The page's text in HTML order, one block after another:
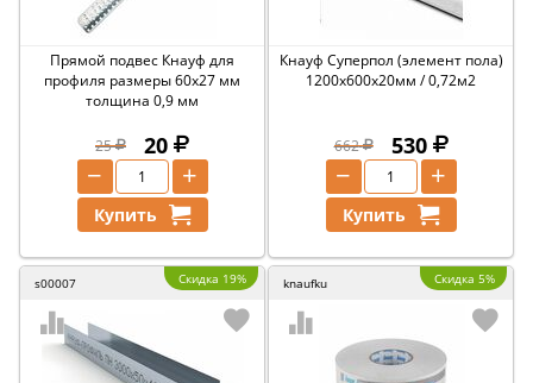
Прямой подвес Кнауф для
профиля размеры 60х27 мм
толщина 0,9 мм
25 20
+
−
Купить
Кнауф Суперпол (элемент пола)
1200х600х20мм / 0,72м2
662 530
+
−
Купить
s00007 Скидка 19% knaufku Скидка 5%